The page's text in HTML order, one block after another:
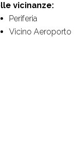
vicinanze:
Periferia
Vicino Aeroporto